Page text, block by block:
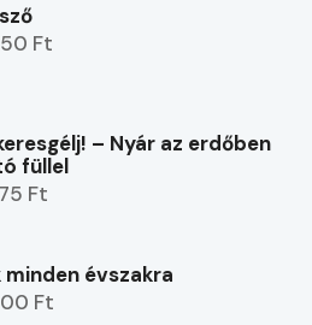
Ft
– Nyár az erdőben
füllel
Ft
minden évszakra
Ft